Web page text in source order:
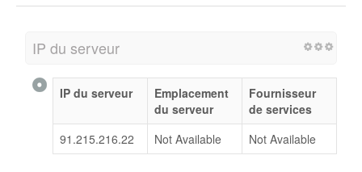
IP du serveur
IP du serveur
Emplacement
du serveur
Fournisseur
de services
91.215.216.22
Not Available Not Available